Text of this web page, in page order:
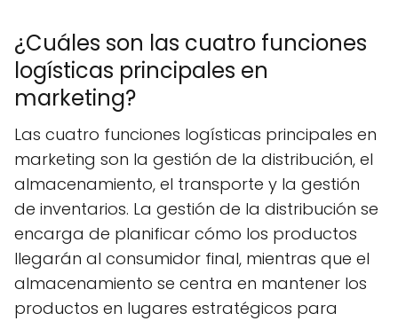
¿Cuáles son las cuatro funciones
logísticas principales en
marketing?
Las cuatro funciones logísticas principales en
marketing son la gestión de la distribución, el
almacenamiento, el transporte y la gestión
de inventarios. La gestión de la distribución se
encarga de planificar cómo los productos
llegarán al consumidor final, mientras que el
almacenamiento se centra en mantener los
productos en lugares estratégicos para